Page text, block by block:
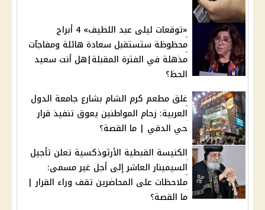
«توقعات ليلى عبد اللطيف» 4 أبراج
محظوظة ستستقبل سعادة هائلة ومفاجآت
مذهلة في الفترة المقبلة|هل أنت سعيد
الحظ؟
غلق مطعم كرم الشام بشارع جامعة الدول
العربية: زحام المواطنين يعوق تنفيذ قرار
حي الدقي | ما القصة؟
الكنيسة القبطية الأرثوذكسية تعلن تأجيل
السيمينار العاشر إلى أجل غير مسمى:
ملاحظات على المحاضرين تقف وراء القرار |
ما القصة؟